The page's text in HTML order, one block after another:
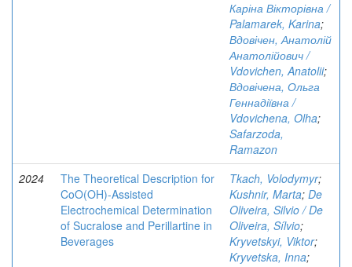
Каріна Вікторівна /
Palamarek, Karina;
Вдовічен, Анатолій
Анатолійович /
Vdovichen, Anatolii;
Вдовічена, Ольга
Геннадіївна /
Vdovichena, Olha;
Safarzoda,
Ramazon
2024
The Theoretical Description for
CoO(OH)-Assisted
Electrochemical Determination
of Sucralose and Perillartine in
Beverages
Tkach, Volodymyr;
Kushnir, Marta; De
Oliveira, Silvio / De
Oliveira, Sílvio;
Kryvetskyi, Viktor;
Kryvetska, Inna;